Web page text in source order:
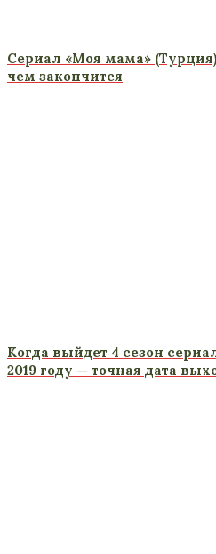
Сериал «Моя мама»
чем закончится
Когда выйдет 4 сезон
2019 году — точная дата